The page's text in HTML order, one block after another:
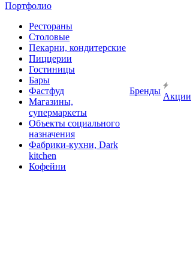
Портфолио
Рестораны
Столовые
Пекарни, кондитерские
Пиццерии
Гостиницы
Бары
Фастфуд
Магазины,
супермаркеты
Объекты социального
назначения
Фабрики-кухни, Dark
kitchen
Кофейни
Бренды
Акции